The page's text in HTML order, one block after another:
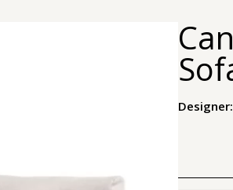
Designer: